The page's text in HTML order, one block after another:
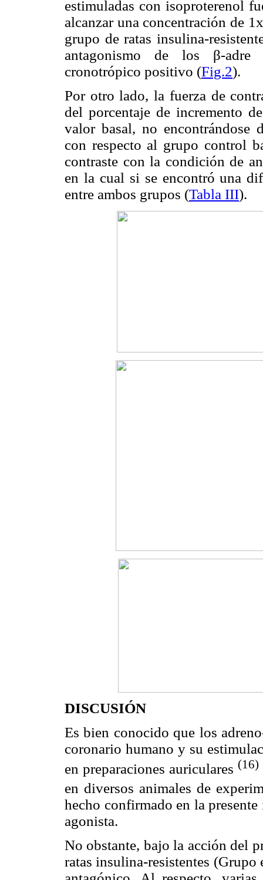
estimuladas con isoproterenol
alcanzar una concentración de
grupo de ratas insulina-
antagonismo de los β-adre
cronotrópico positivo (Fig.2).
Por otro lado, la fuerza de
del porcentaje de incremento
valor basal, no encontrándose
con respecto al grupo control
contraste con la condición de
en la cual si se encontró una
entre ambos grupos (Tabla III).
DISCUSIÓN
Es bien conocido que los
coronario humano y su
en preparaciones auriculares (16)
en diversos animales de
hecho confirmado en la
agonista.
No obstante, bajo la acción del
ratas insulina-resistentes